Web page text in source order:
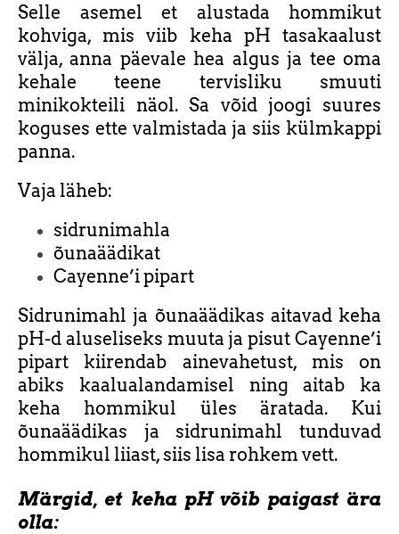
Selle asemel et alustada hommikut
kohviga, mis viib keha pH tasakaalust
välja, anna päevale hea algus ja tee oma
kehale teene tervisliku smuuti
minikokteili näol. Sa võid joogi suures
koguses ette valmistada ja siis külmkappi
panna.
Vaja läheb:
sidrunimahla
õunaäädikat
Cayenne’i pipart
Sidrunimahl ja õunaäädikas aitavad keha
pH-d aluseliseks muuta ja pisut Cayenne’i
pipart kiirendab ainevahetust, mis on
abiks kaalualandamisel ning aitab ka
keha hommikul üles äratada. Kui
õunaäädikas ja sidrunimahl tunduvad
hommikul liiast, siis lisa rohkem vett.
Märgid, et keha pH võib paigast ära
olla: